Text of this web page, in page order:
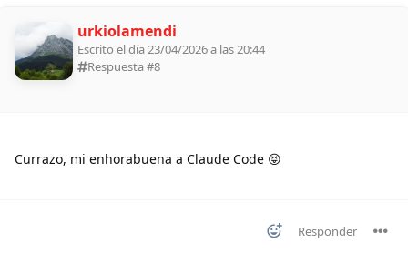
urkiolamendi
Escrito el día 23/04/2026 a las 20:44
Respuesta #8
Currazo, mi enhorabuena a Claude Code 😝
Responder